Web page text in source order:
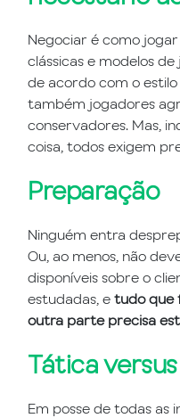
Negociar é como
clássicas e modelos
de acordo com o
também jogadores
conservadores. Mas,
coisa, todos exigem
Preparação
Ninguém entra
Ou, ao menos, não
disponíveis sobre o
estudadas, e tudo que
outra parte precisa
Tática
Em posse de todas as